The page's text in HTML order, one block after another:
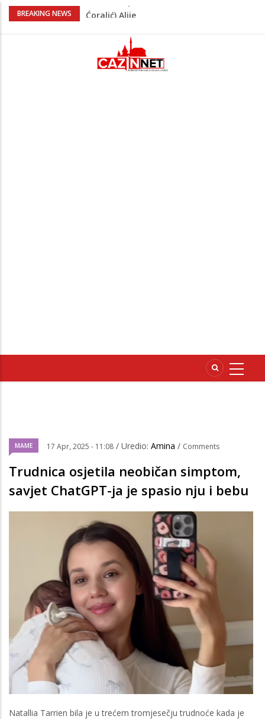
BREAKING NEWS
FIFA stala u odbranu Infantina nakon
Meso koje se topi u ustima: Jednostavan
recept za sočnu junetinu u saftu
Zašto se Real Madrid ovog ljeta ne
MAME 17 Apr, 2025 - 11:08 / Uredio: Amina / Comments
Trudnica osjetila neobičan simptom,
savjet ChatGPT-ja je spasio nju i bebu
Natallia Tarrien bila je u trećem tromjesečju trudnoće kada je